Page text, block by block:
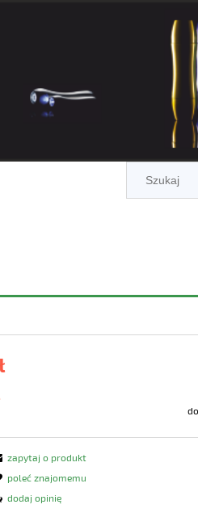
zapytaj o produkt
poleć znajomemu
dodaj opinię